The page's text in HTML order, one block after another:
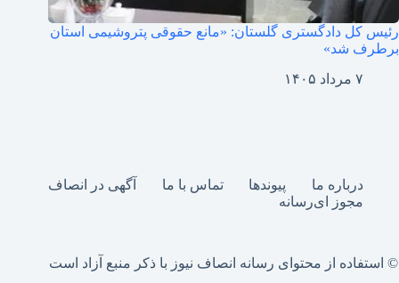
رئیس کل دادگستری گلستان: «مانع حقوقی پتروشیمی استان
برطرف شد»
۷ مرداد ۱۴۰۵
درباره ما پیوندها تماس با ما
آگهی در انصاف
مجوز ای‌رسانه
© استفاده از محتوای رسانه انصاف نیوز با ذکر منبع آزاد است